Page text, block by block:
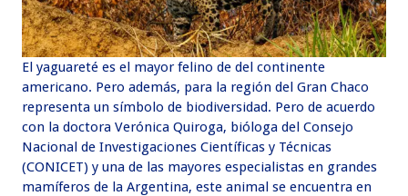
El yaguareté es el mayor felino de del continente
americano. Pero además, para la región del Gran Chaco
representa un símbolo de biodiversidad. Pero de acuerdo
con la doctora Verónica Quiroga, bióloga del Consejo
Nacional de Investigaciones Científicas y Técnicas
(CONICET) y una de las mayores especialistas en grandes
mamíferos de la Argentina, este animal se encuentra en